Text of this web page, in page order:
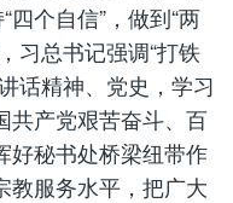
四个自信”，做到“两
习总书记强调“打铁
话精神、党史，学习
共产党艰苦奋斗、百
好秘书处桥梁纽带作
教服务水平，把广大